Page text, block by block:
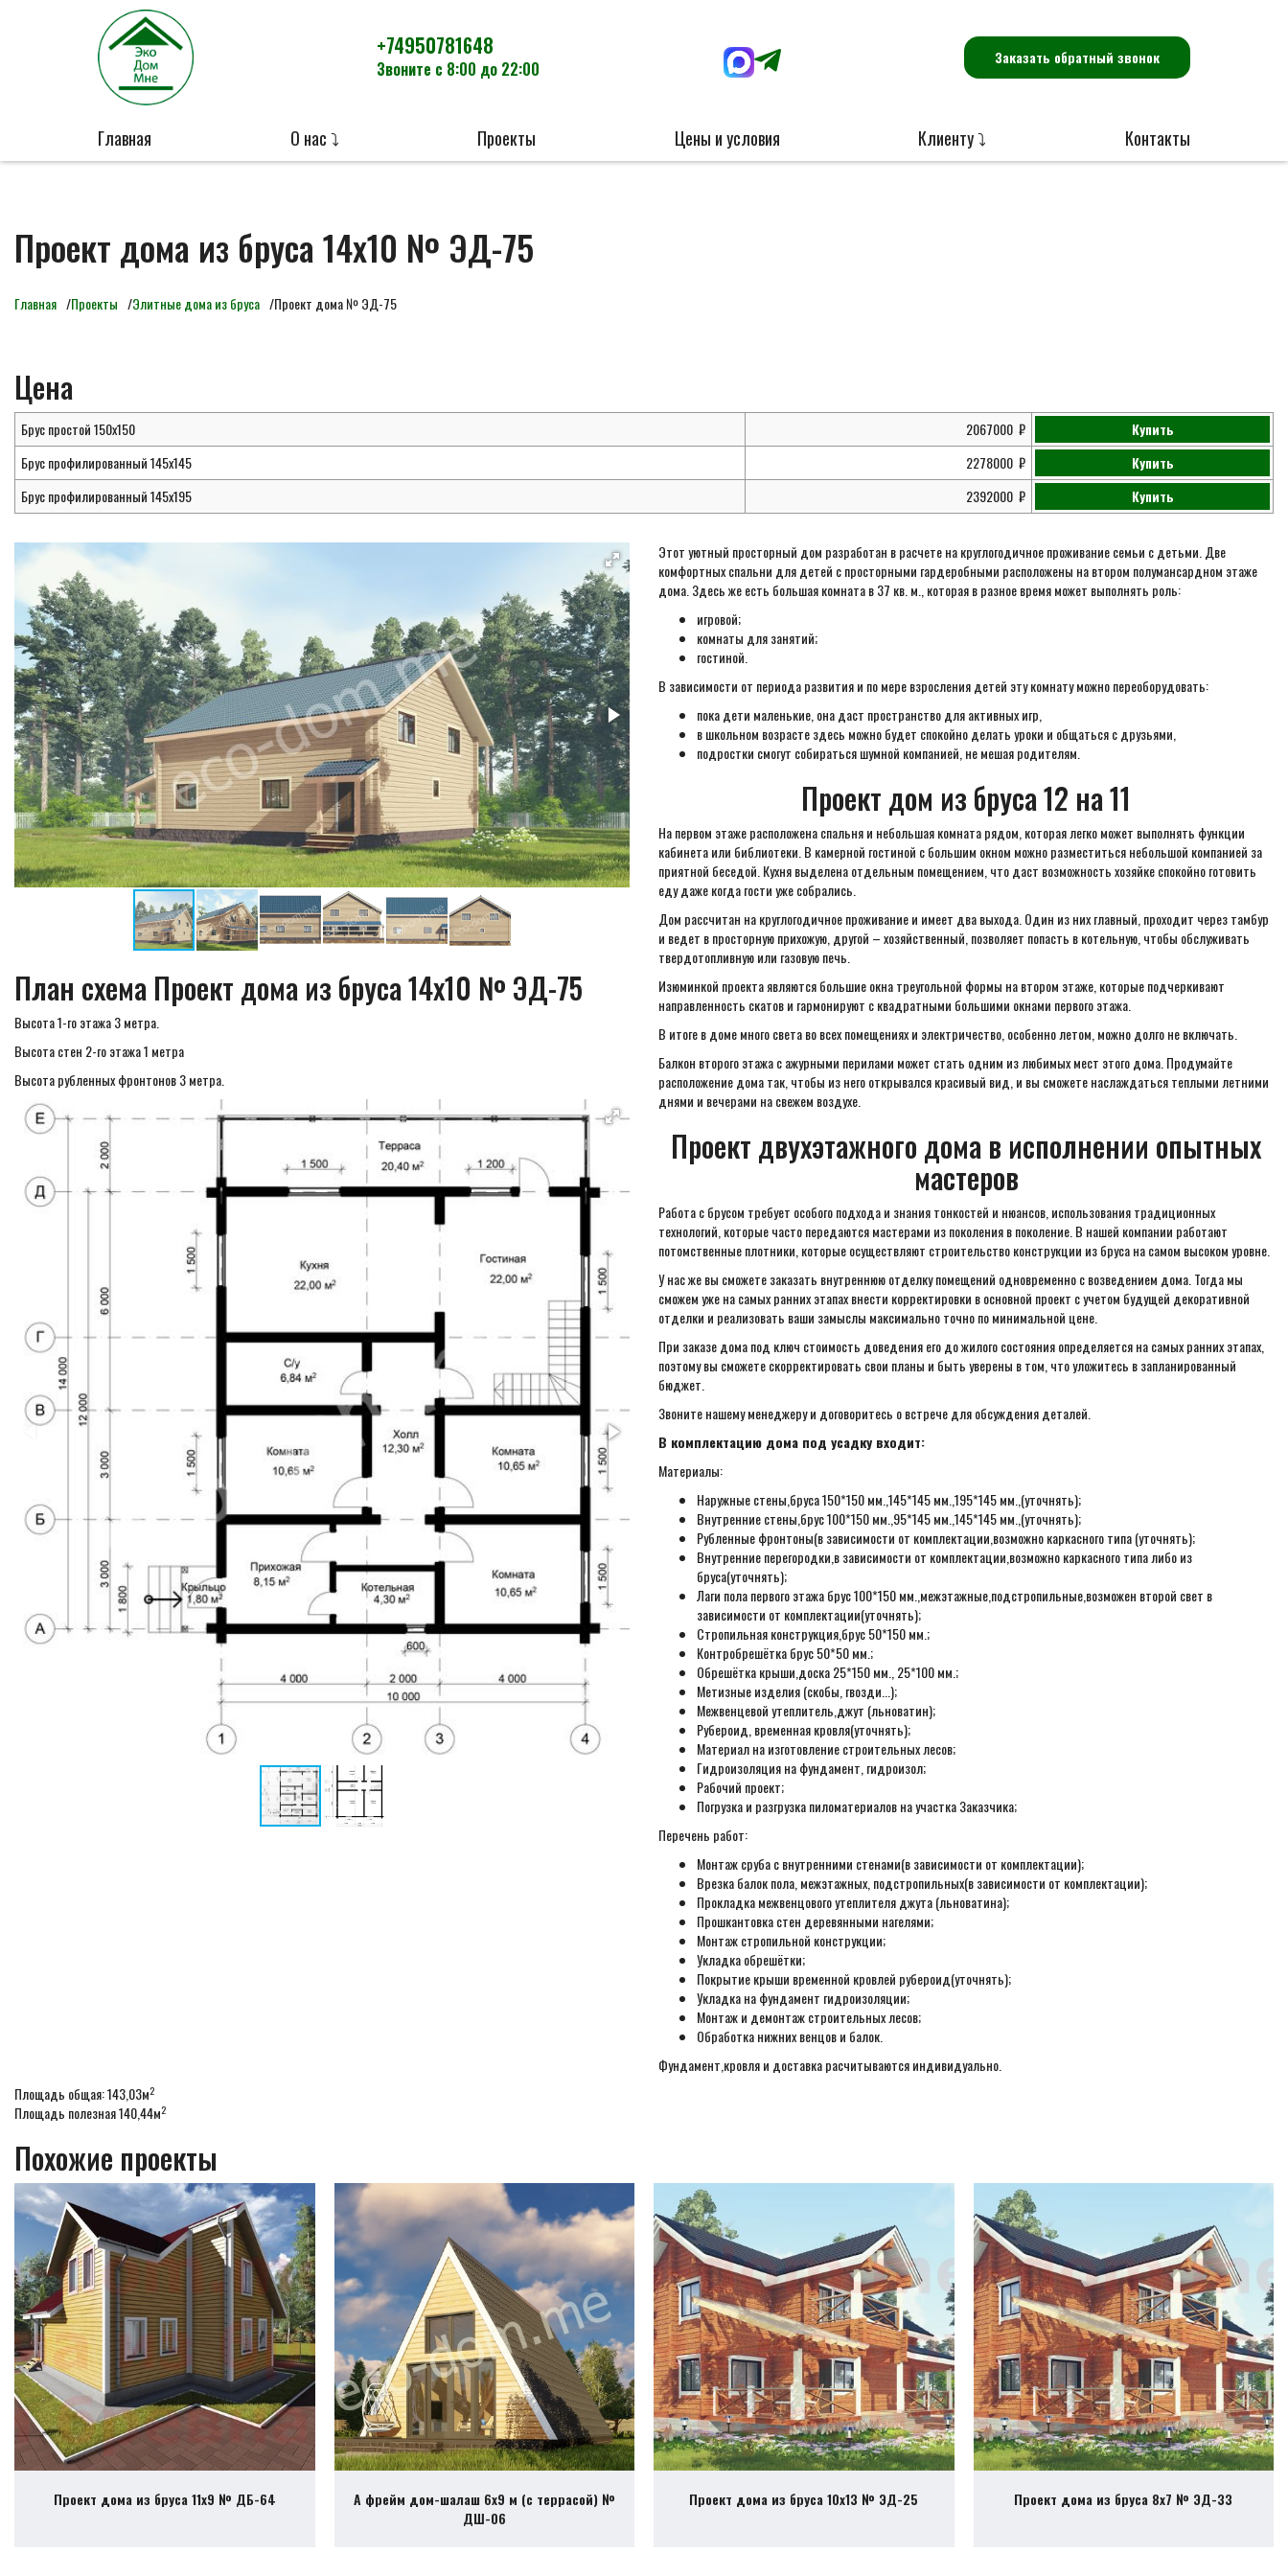
+74950781648
Звоните с 8:00 до 22:00
Заказать обратный звонок
Главная О нас ⤵ Проекты Цены и условия Клиенту ⤵ Контакты
Проект дома из бруса 14х10 № ЭД-75
Главная Проекты Элитные дома из бруса Проект дома № ЭД-75
Цена
Брус простой 150х150 2067000
Купить
Брус профилированный 145х145
2278000
Купить
Брус профилированный 145х195
2392000 Купить
План схема Проект дома из бруса 14х10 № ЭД-75
Высота 1-го этажа 3 метра.
Высота стен 2-го этажа 1 метра
Высота рубленных фронтонов 3 метра.
Этот уютный просторный дом разработан в расчете на круглогодичное проживание семьи с детьми. Две
комфортных спальни для детей с просторными гардеробными расположены на втором полумансардном этаже
дома. Здесь же есть большая комната в 37 кв. м., которая в разное время может выполнять роль:
игровой;
комнаты для занятий;
гостиной.
В зависимости от периода развития и по мере взросления детей эту комнату можно переоборудовать:
пока дети маленькие, она даст пространство для активных игр,
в школьном возрасте здесь можно будет спокойно делать уроки и общаться с друзьями,
подростки смогут собираться шумной компанией, не мешая родителям.
Проект дом из бруса 12 на 11
На первом этаже расположена спальня и небольшая комната рядом, которая легко может выполнять функции
кабинета или библиотеки. В камерной гостиной с большим окном можно разместиться небольшой компанией за
приятной беседой. Кухня выделена отдельным помещением, что даст возможность хозяйке спокойно готовить
еду даже когда гости уже собрались.
Дом рассчитан на круглогодичное проживание и имеет два выхода. Один из них главный, проходит через тамбур
и ведет в просторную прихожую, другой – хозяйственный, позволяет попасть в котельную, чтобы обслуживать
твердотопливную или газовую печь.
Изюминкой проекта являются большие окна треугольной формы на втором этаже, которые подчеркивают
направленность скатов и гармонируют с квадратными большими окнами первого этажа.
В итоге в доме много света во всех помещениях и электричество, особенно летом, можно долго не включать.
Балкон второго этажа с ажурными перилами может стать одним из любимых мест этого дома. Продумайте
расположение дома так, чтобы из него открывался красивый вид, и вы сможете наслаждаться теплыми летними
днями и вечерами на свежем воздухе.
Проект двухэтажного дома в исполнении опытных
мастеров
Работа с брусом требует особого подхода и знания тонкостей и нюансов, использования традиционных
технологий, которые часто передаются мастерами из поколения в поколение. В нашей компании работают
потомственные плотники, которые осуществляют строительство конструкции из бруса на самом высоком уровне.
У нас же вы сможете заказать внутреннюю отделку помещений одновременно с возведением дома. Тогда мы
сможем уже на самых ранних этапах внести корректировки в основной проект с учетом будущей декоративной
отделки и реализовать ваши замыслы максимально точно по минимальной цене.
При заказе дома под ключ стоимость доведения его до жилого состояния определяется на самых ранних этапах,
поэтому вы сможете скорректировать свои планы и быть уверены в том, что уложитесь в запланированный
бюджет.
Звоните нашему менеджеру и договоритесь о встрече для обсуждения деталей.
В комплектацию дома под усадку входит:
Материалы:
Наружные стены,бруса 150*150 мм.,145*145 мм.,195*145 мм.,(уточнять);
Внутренние стены,брус 100*150 мм.,95*145 мм.,145*145 мм.,(уточнять);
Рубленные фронтоны(в зависимости от комплектации,возможно каркасного типа (уточнять);
Внутренние перегородки,в зависимости от комплектации,возможно каркасного типа либо из
бруса(уточнять);
Лаги пола первого этажа брус 100*150 мм.,межэтажные,подстропильные,возможен второй свет в
зависимости от комплектации(уточнять);
Стропильная конструкция,брус 50*150 мм.;
Контробрешётка брус 50*50 мм.;
Обрешётка крыши,доска 25*150 мм., 25*100 мм.;
Метизные изделия (скобы, гвозди...);
Межвенцевой утеплитель,джут (льноватин);
Рубероид, временная кровля(уточнять);
Материал на изготовление строительных лесов;
Гидроизоляция на фундамент, гидроизол;
Рабочий проект;
Погрузка и разгрузка пиломатериалов на участка Заказчика;
Перечень работ:
Монтаж сруба с внутренними стенами(в зависимости от комплектации);
Врезка балок пола, межэтажных, подстропильных(в зависимости от комплектации);
Прокладка межвенцового утеплителя джута (льноватина);
Прошкантовка стен деревянными нагелями;
Монтаж стропильной конструкции;
Укладка обрешётки;
Покрытие крыши временной кровлей рубероид(уточнять);
Укладка на фундамент гидроизоляции;
Монтаж и демонтаж строительных лесов;
Обработка нижних венцов и балок.
Фундамент,кровля и доставка расчитываются индивидуально.
Площадь общая: 143,03м2
Площадь полезная 140,44м2
Похожие проекты
Проект дома из бруса 11х9 № ДБ-64
А фрейм дом-шалаш 6х9 м (с террасой) №
ДШ-06
Проект дома из бруса 10х13 № ЭД-25 Проект дома из бруса 8х7 № ЭД-33